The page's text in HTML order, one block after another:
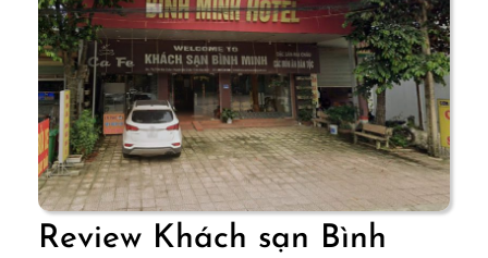
Review Khách sạn Bình